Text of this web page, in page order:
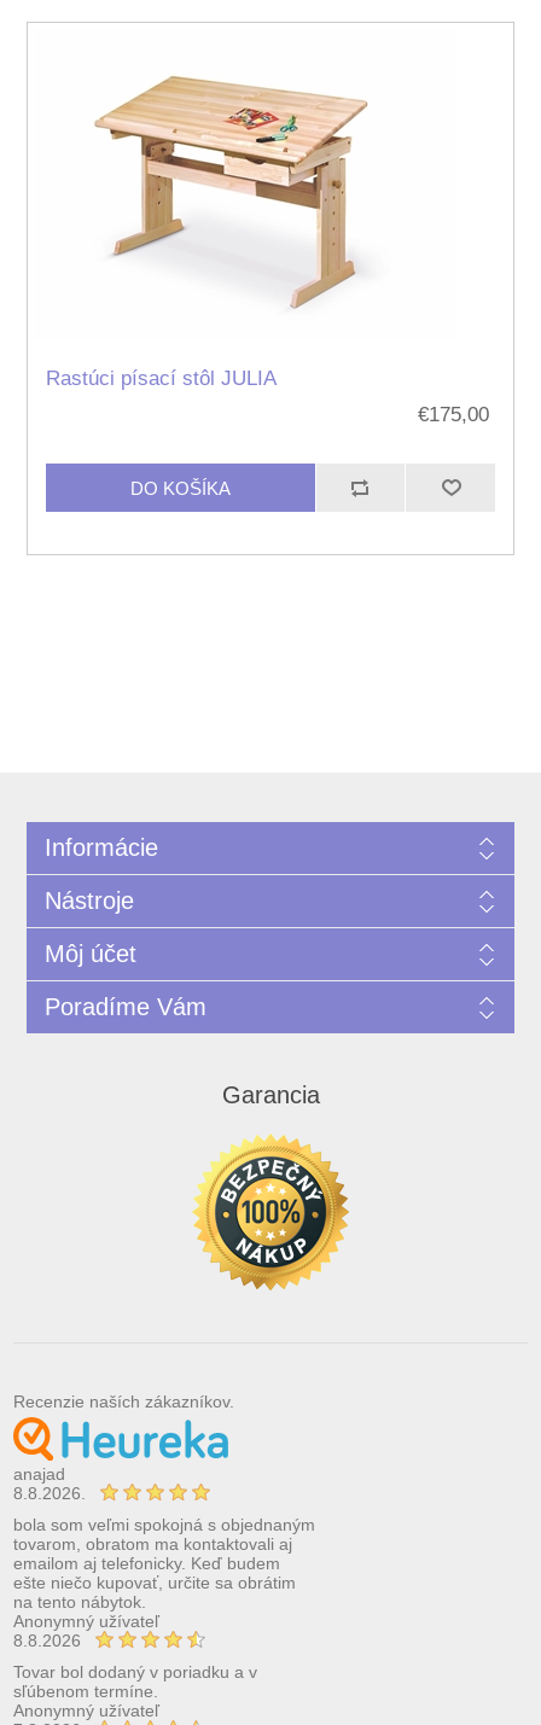
Rastúci písací stôl JULIA
€175,00
Informácie
Nástroje
Môj účet
Poradíme Vám
Garancia
Recenzie naších zákazníkov.
anajad
8.8.2026.
bola som veľmi spokojná s objednaným
tovarom, obratom ma kontaktovali aj
emailom aj telefonicky. Keď budem
ešte niečo kupovať, určite sa obrátim
na tento nábytok.
Anonymný užívateľ
8.8.2026
Tovar bol dodaný v poriadku a v
sľúbenom termíne.
Anonymný užívateľ